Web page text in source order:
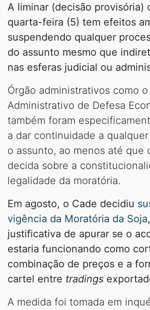
A liminar (decisão provisória)
quarta-feira (5) tem efeitos
suspendendo qualquer
do assunto mesmo que
nas esferas judicial ou
Órgão administrativos como
Administrativo de Defesa
também foram
a dar continuidade a
o assunto, ao menos até que
decida sobre a
legalidade da moratória.
Em agosto, o Cade decidiu
vigência da Moratória da Soja
justificativa de apurar se o
estaria funcionando como
combinação de preços e a
cartel entre tradings
A medida foi tomada em